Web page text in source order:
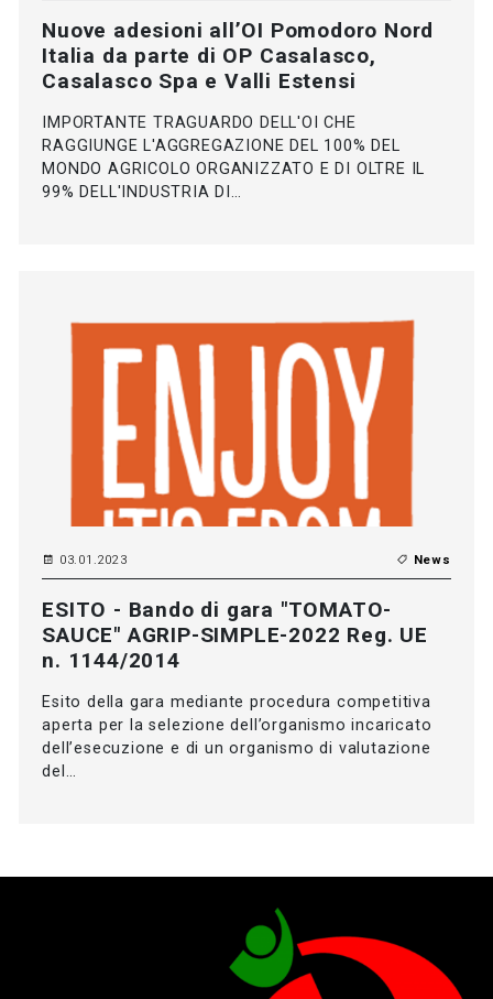
Nuove adesioni all’OI Pomodoro Nord
Italia da parte di OP Casalasco,
Casalasco Spa e Valli Estensi
IMPORTANTE TRAGUARDO DELL'OI CHE
RAGGIUNGE L'AGGREGAZIONE DEL 100% DEL
MONDO AGRICOLO ORGANIZZATO E DI OLTRE IL
99% DELL'INDUSTRIA DI…
03.01.2023 News
ESITO - Bando di gara "TOMATO-
SAUCE" AGRIP-SIMPLE-2022 Reg. UE
n. 1144/2014
Esito della gara mediante procedura competitiva
aperta per la selezione dell’organismo incaricato
dell’esecuzione e di un organismo di valutazione
del…